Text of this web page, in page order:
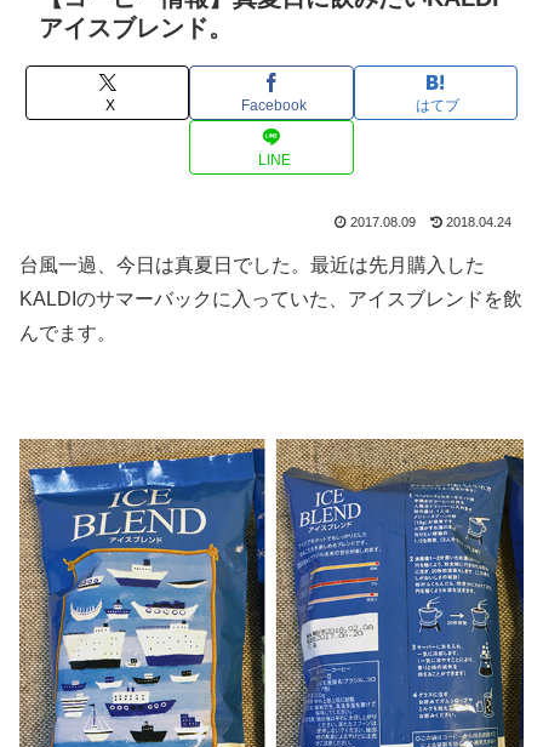
アイスブレンド。
X Facebook はてブ
LINE
2017.08.09 2018.04.24
台風一過、今日は真夏日でした。最近は先月購入した
KALDIのサマーバックに入っていた、アイスブレンドを飲
んでます。